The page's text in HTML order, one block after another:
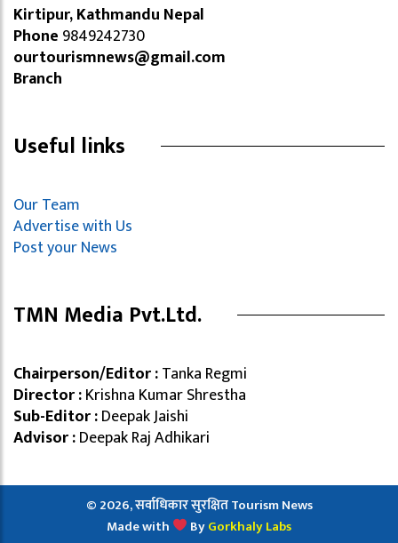
Kirtipur, Kathmandu Nepal
Phone 9849242730
ourtourismnews@gmail.com
Branch
Useful links
Our Team
Advertise with Us
Post your News
TMN Media Pvt.Ltd.
Chairperson/Editor :Tanka Regmi
Director :Krishna Kumar Shrestha
Sub-Editor :Deepak Jaishi
Advisor :Deepak Raj Adhikari
© 2026, सर्वाधिकार सुरक्षित Tourism News
Made with
ByGorkhaly Labs